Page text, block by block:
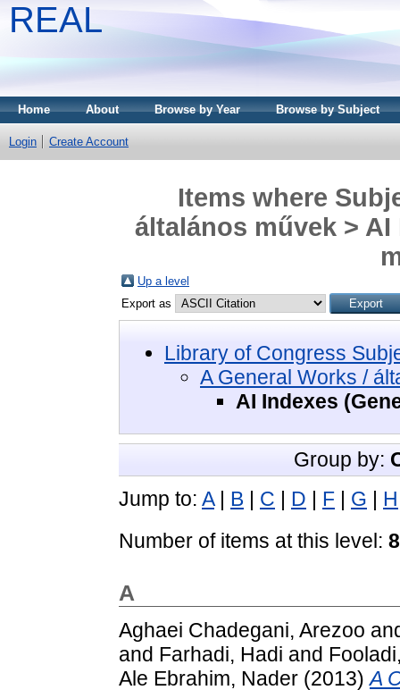
REAL
Home About Browse by Year Browse by Subject
Login Create Account
Items where
általános művek >
Up a level
Export as
Library of Congress
A General Works /
AI Indexes
Group by:
Jump to: A| B C D F G H
Number of items at this level:
A
Aghaei Chadegani, Arezoo
and Farhadi, Hadi and
Ale Ebrahim, Nader (2013)A